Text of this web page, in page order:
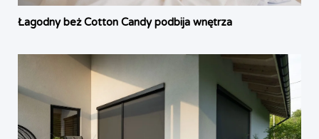
Łagodny beż Cotton Candy podbija wnętrza